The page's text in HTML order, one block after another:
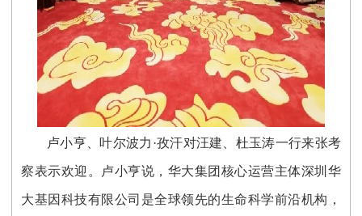
卢小亨、叶尔波力·孜汗对汪建、杜玉涛一行来张考
察表示欢迎。卢小亨说，华大集团核心运营主体深圳华
大基因科技有限公司是全球领先的生命科学前沿机构，